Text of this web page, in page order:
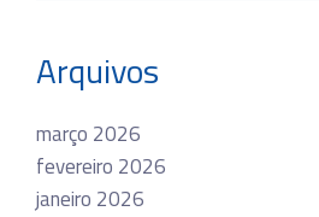
Arquivos
março 2026
fevereiro 2026
janeiro 2026